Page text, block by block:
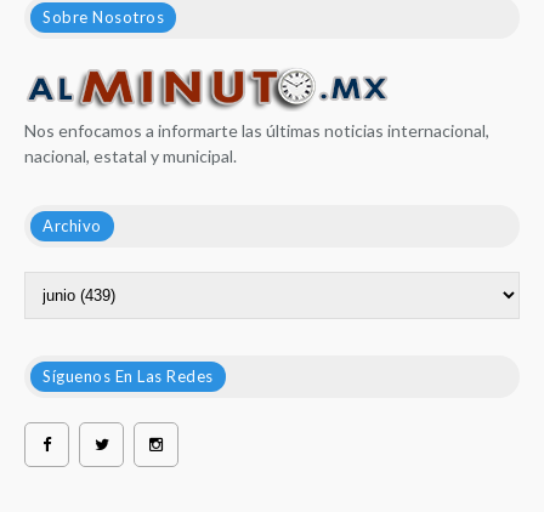
Sobre Nosotros
Nos enfocamos a informarte las últimas noticias internacional,
nacional, estatal y municipal.
Archivo
Síguenos En Las Redes